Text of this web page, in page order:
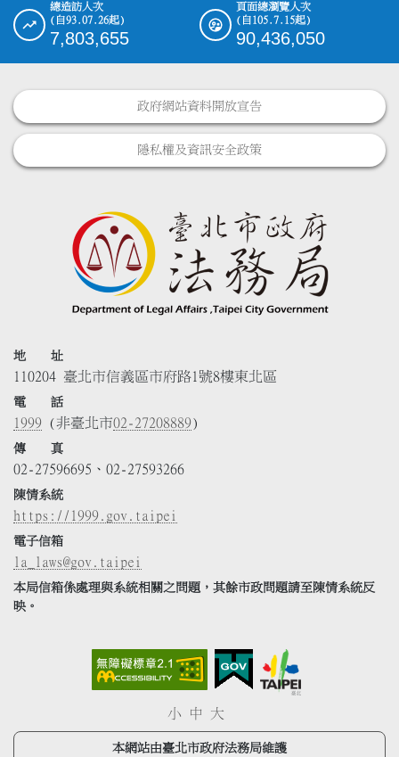
總造訪人次
(自93.07.26起)
7,803,655
頁面總瀏覽人次
(自105.7.15起)
90,436,050
政府網站資料開放宣告
隱私權及資訊安全政策
地 址
110204 臺北市信義區市府路1號8樓東北區
電 話
1999 (非臺北市02-27208889)
傳 真
02-27596695、02-27593266
陳情系統
https://1999.gov.taipei
電子信箱
la_laws@gov.taipei
本局信箱係處理與系統相關之問題，其餘市政問題請至陳情系統反
映。
小 中 大
本網站由臺北市政府法務局維護